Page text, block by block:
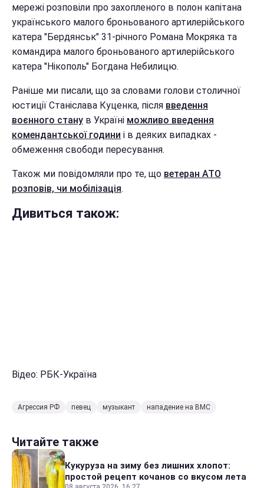
мережі розповіли про захопленого в полон капітана
українського малого броньованого артилерійського
катера "Бердянськ" 31-річного Романа Мокряка та
командира малого броньованого артилерійського
катера "Нікополь" Богдана Небилицю.
Раніше ми писали, що за словами голови столичної
юстиції Станіслава Куценка, після введення
воєнного стану в Україні можливо введення
комендантської години і в деяких випадках -
обмеження свободи пересування.
Також ми повідомляли про те, що ветеран АТО
розповів, чи мобілізація.
Дивиться також:
Відео: РБК-Україна
Агрессия РФ певец музыкант нападение на ВМС
Читайте также
Кукуруза на зиму без лишних хлопот:
простой рецепт кочанов со вкусом лета